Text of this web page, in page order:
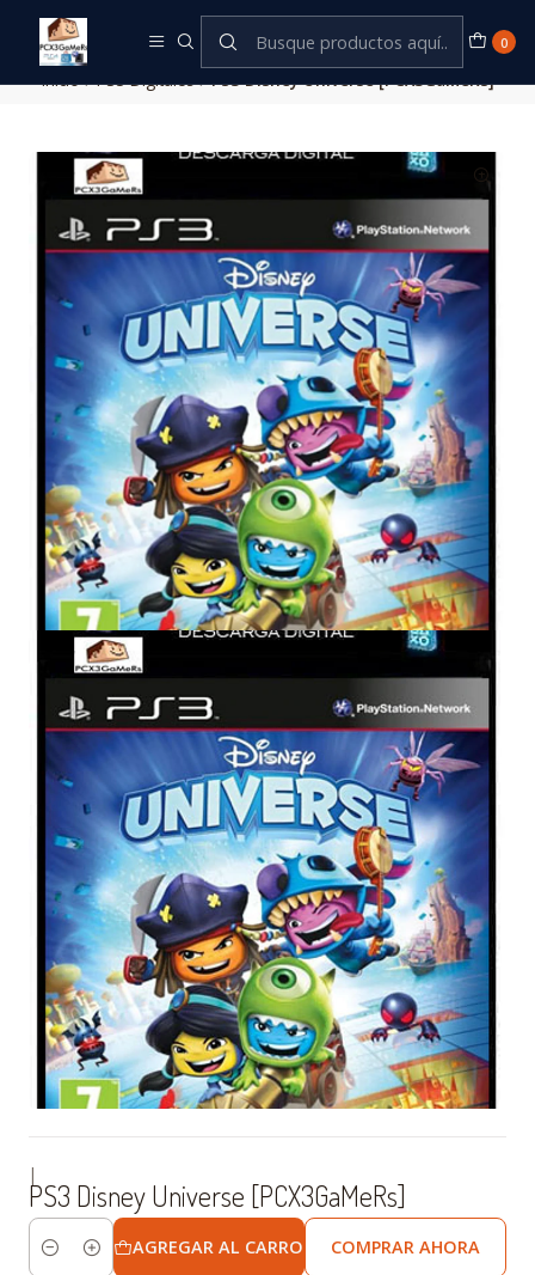
0
Inicio PS3 Digitales PS3 Disney Universe [PCX3GaMeRs]
|
PS3 Disney Universe [PCX3GaMeRs]
Cantidad
AGREGAR AL CARRO COMPRAR AHORA